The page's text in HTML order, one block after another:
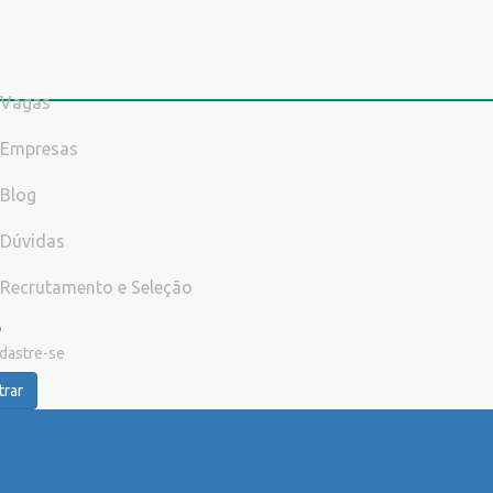
Vagas
Empresas
Blog
Dúvidas
Recrutamento e Seleção
se